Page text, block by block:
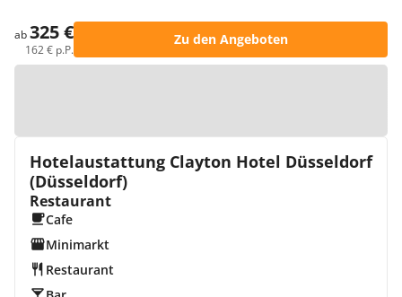
ab325 €
162 € p.P.
Zu den Angeboten
Hotelaustattung Clayton Hotel Düsseldorf
(Düsseldorf)
Restaurant
Cafe
Minimarkt
Restaurant